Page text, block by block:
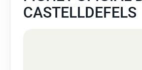
CASTELLDEFELS